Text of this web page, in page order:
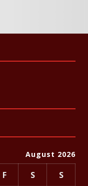
August 2026
F S
S